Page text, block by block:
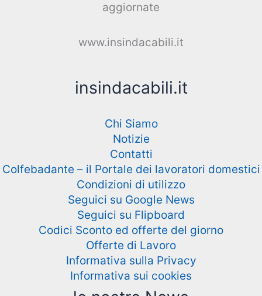
aggiornate
www.insindacabili.it
insindacabili.it
Chi Siamo
Notizie
Contatti
Colfebadante – il Portale dei lavoratori domestici
Condizioni di utilizzo
Seguici su Google News
Seguici su Flipboard
Codici Sconto ed offerte del giorno
Offerte di Lavoro
Informativa sulla Privacy
Informativa sui cookies